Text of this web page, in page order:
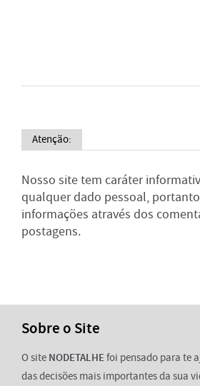
Atenção:
Nosso site tem caráter
qualquer dado pessoal,
informações através dos
postagens.
Sobre o Site
O site NODETALHEfoi pensado para te
das decisões mais importantes da sua